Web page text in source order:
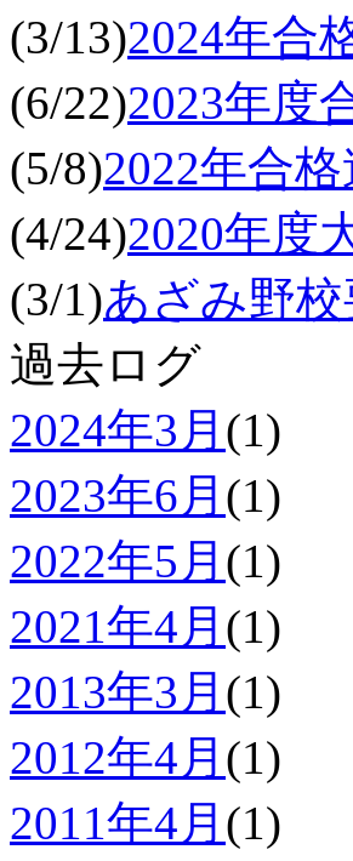
(3/13)2024年合
(6/22)2023年度
(5/8)2022年合格
(4/24)2020年度
(3/1)あざみ野校
過去ログ
2024年3月 (1)
2023年6月 (1)
2022年5月 (1)
2021年4月 (1)
2013年3月 (1)
2012年4月 (1)
2011年4月 (1)